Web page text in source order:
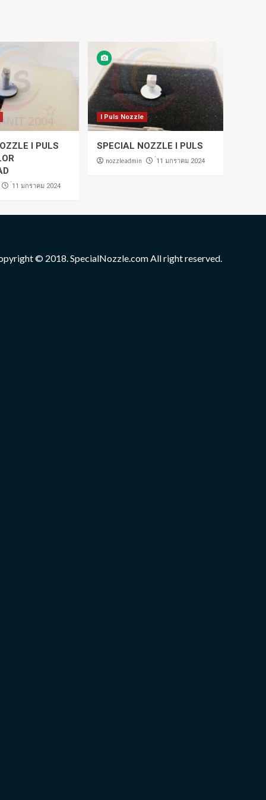
I PULS
่11 มกราคม 2024
I Puls Nozzle
SPECIAL NOZZLE I PULS
nozzleadmin ่11 มกราคม 2024
© 2018. SpecialNozzle.com All right reserved.